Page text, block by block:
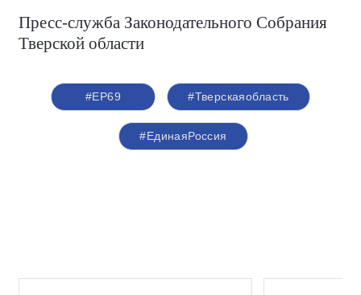
Пресс-служба Законодательного Собрания
Тверской области
#ЕР69 #Тверскаяобласть
#ЕдинаяРоссия